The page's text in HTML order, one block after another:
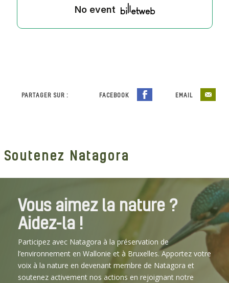
PARTAGER SUR : FACEBOOK EMAIL
Soutenez Natagora
Vous aimez la nature ?
Aidez-la !
Participez avec Natagora à la préservation de
l’environnement en Wallonie et à Bruxelles. Apportez votre
voix à la nature en devenant membre de Natagora et
soutenez activement nos actions en rejoignant notre